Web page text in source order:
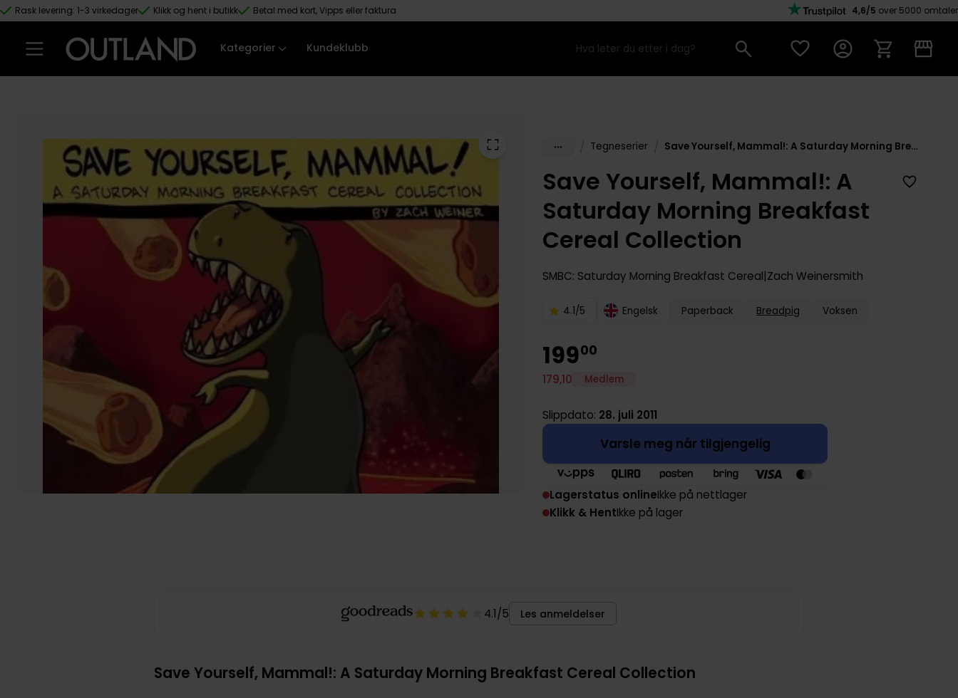
Hopp til hovedinnhold
Rask levering: 1-3 virkedager Klikk og hent i butikk Betal med kort, Vipps eller faktura 4,6/5 over 5000 omtaler
Kategorier Kundeklubb
Tegneserier Save Yourself, Mammal!: A Saturday Morning Breakfast Cereal Collection
Save Yourself, Mammal!: A
Saturday Morning Breakfast
Cereal Collection
SMBC: Saturday Morning Breakfast Cereal Zach Weinersmith
4.1/5 Engelsk Paperback Breadpig Voksen
19900
179,10 Medlem
Slippdato: 28. juli 2011
Varsle meg når tilgjengelig
Lagerstatus onlineIkke på nettlager
Klikk & HentIkke på lager
4.1/5 Les anmeldelser
Save Yourself, Mammal!: A Saturday Morning Breakfast Cereal Collection